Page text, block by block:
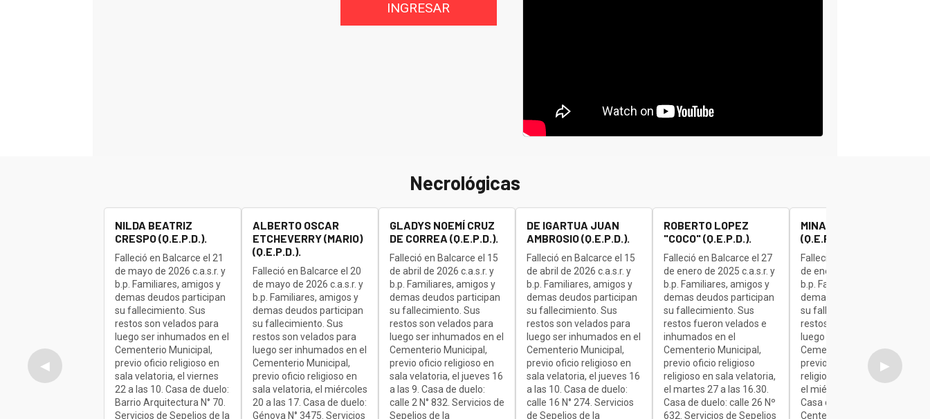
INGRESAR
Necrológicas
◀
NILDA BEATRIZ
CRESPO (Q.E.P.D.).
Falleció en Balcarce el 21
de mayo de 2026 c.a.s.r. y
b.p. Familiares, amigos y
demas deudos participan
su fallecimiento. Sus
restos son velados para
luego ser inhumados en el
Cementerio Municipal,
previo oficio religioso en
sala velatoria, el viernes
22 a las 10. Casa de duelo:
Barrio Arquitectura N° 70.
Servicios de Sepelios de la
ALBERTO OSCAR
ETCHEVERRY (MARIO)
(Q.E.P.D.).
Falleció en Balcarce el 20
de mayo de 2026 c.a.s.r. y
b.p. Familiares, amigos y
demas deudos participan
su fallecimiento. Sus
restos son velados para
luego ser inhumados en el
Cementerio Municipal,
previo oficio religioso en
sala velatoria, el miércoles
20 a las 17. Casa de duelo:
Génova N° 3475. Servicios
GLADYS NOEMÍ CRUZ
DE CORREA (Q.E.P.D.).
Falleció en Balcarce el 15
de abril de 2026 c.a.s.r. y
b.p. Familiares, amigos y
demas deudos participan
su fallecimiento. Sus
restos son velados para
luego ser inhumados en el
Cementerio Municipal,
previo oficio religioso en
sala velatoria, el jueves 16
a las 9. Casa de duelo:
calle 2 N° 832. Servicios de
Sepelios de la
DE IGARTUA JUAN
AMBROSIO (Q.E.P.D.).
Falleció en Balcarce el 15
de abril de 2026 c.a.s.r. y
b.p. Familiares, amigos y
demas deudos participan
su fallecimiento. Sus
restos son velados para
luego ser inhumados en el
Cementerio Municipal,
previo oficio religioso en
sala velatoria, el jueves 16
a las 10. Casa de duelo:
calle 16 N° 274. Servicios
de Sepelios de la
ROBERTO LOPEZ
"COCO" (Q.E.P.D.).
Falleció en Balcarce el 27
de enero de 2025 c.a.s.r. y
b.p. Familiares, amigos y
demas deudos participan
su fallecimiento. Sus
restos fueron velados e
inhumados en el
Cementerio Municipal,
previo oficio religioso
religioso en sala velatoria,
el martes 27 a las 16.30.
Casa de duelo: calle 26 Nº
632. Servicios de Sepelios
MINAUDO JOSE "BETA"
(Q.E.P.D.).
Falleció en Balcarce el 27
de enero de 2025 c.a.s.r. y
b.p. Familiares, amigos y
demas deudos participan
su fallecimiento. Sus
restos son velados para
luego ser inhumados en el
Cementerio Municipal,
previo oficio religioso
religioso en sala velatoria,
el miércoles de 7 a 9.30.
Casa de duelo: Av.
Centenario Nº 1840.
▶